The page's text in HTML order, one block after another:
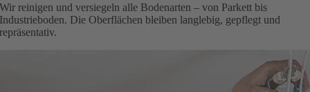
Wir reinigen und versiegeln alle Bodenarten – von Parkett bis
Industrieboden. Die Oberflächen bleiben langlebig, gepflegt und
repräsentativ.